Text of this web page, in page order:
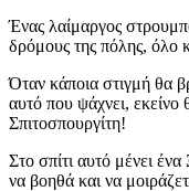
Ένας λαίμαργος
δρόμους της πόλης, όλο
Όταν κάποια στιγμή θα
αυτό που ψάχνει, εκείνο
Σπιτοσπουργίτη!
Στο σπίτι αυτό μένει
να βοηθά και να